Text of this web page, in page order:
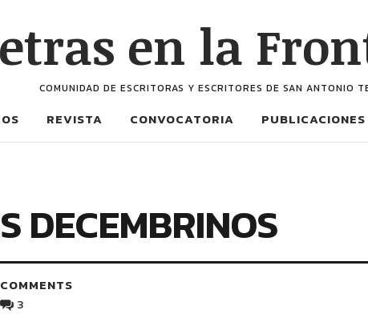
en la
COMUNIDAD DE ESCRITORAS Y ESCRITORES DE SAN ANTONIO
REVISTA CONVOCATORIA PUBLICACIONES
DECEMBRINOS
COMMENTS
3